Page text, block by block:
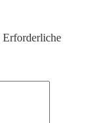
Erforderliche